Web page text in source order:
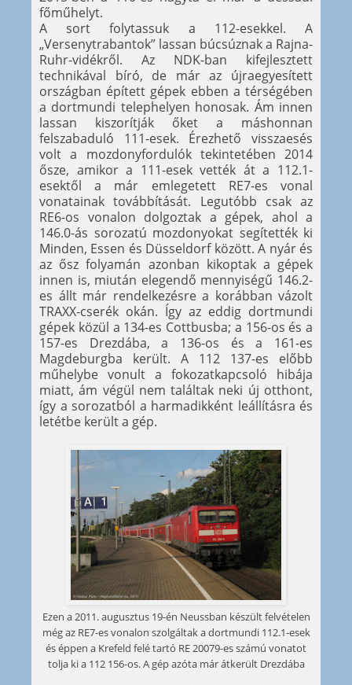
főműhelyt.
A sort folytassuk a 112-esekkel. A
„Versenytrabantok” lassan búcsúznak a Rajna-
Ruhr-vidékről. Az NDK-ban kifejlesztett
technikával bíró, de már az újraegyesített
országban épített gépek ebben a térségében
a dortmundi telephelyen honosak. Ám innen
lassan kiszorítják őket a máshonnan
felszabaduló 111-esek. Érezhető visszaesés
volt a mozdonyfordulók tekintetében 2014
ősze, amikor a 111-esek vették át a 112.1-
esektől a már emlegetett RE7-es vonal
vonatainak továbbítását. Legutóbb csak az
RE6-os vonalon dolgoztak a gépek, ahol a
146.0-ás sorozatú mozdonyokat segítették ki
Minden, Essen és Düsseldorf között. A nyár és
az ősz folyamán azonban kikoptak a gépek
innen is, miután elegendő mennyiségű 146.2-
es állt már rendelkezésre a korábban vázolt
TRAXX-cserék okán. Így az eddig dortmundi
gépek közül a 134-es Cottbusba; a 156-os és a
157-es Drezdába, a 136-os és a 161-es
Magdeburgba került. A 112 137-es előbb
műhelybe vonult a fokozatkapcsoló hibája
miatt, ám végül nem találtak neki új otthont,
így a sorozatból a harmadikként leállításra és
letétbe került a gép.
Ezen a 2011. augusztus 19-én Neussban készült felvételen
még az RE7-es vonalon szolgáltak a dortmundi 112.1-esek
és éppen a Krefeld felé tartó RE 20079-es számú vonatot
tolja ki a 112 156-os. A gép azóta már átkerült Drezdába